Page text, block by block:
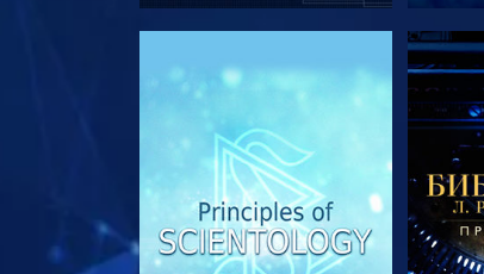
СМОТРЕТЬ ПЕРЕДАЧИ